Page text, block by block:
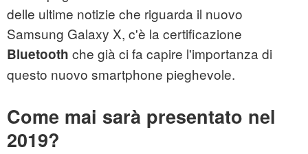
delle ultime notizie che riguarda il nuovo
Samsung Galaxy X, c'è la certificazione
Bluetooth che già ci fa capire l'importanza di
questo nuovo smartphone pieghevole.
Come mai sarà presentato nel
2019?